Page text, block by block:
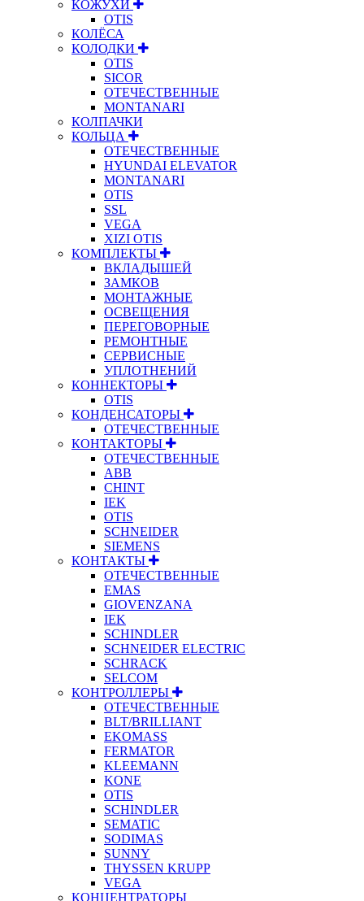
КОЖУХИ
OTIS
КОЛЁСА
КОЛОДКИ
OTIS
SICOR
ОТЕЧЕСТВЕННЫЕ
MONTANARI
КОЛПАЧКИ
КОЛЬЦА
ОТЕЧЕСТВЕННЫЕ
HYUNDAI ELEVATOR
MONTANARI
OTIS
SSL
VEGA
XIZI OTIS
КОМПЛЕКТЫ
ВКЛАДЫШЕЙ
ЗАМКОВ
МОНТАЖНЫЕ
ОСВЕЩЕНИЯ
ПЕРЕГОВОРНЫЕ
РЕМОНТНЫЕ
СЕРВИСНЫЕ
УПЛОТНЕНИЙ
КОННЕКТОРЫ
OTIS
КОНДЕНСАТОРЫ
ОТЕЧЕСТВЕННЫЕ
КОНТАКТОРЫ
ОТЕЧЕСТВЕННЫЕ
ABB
CHINT
IEK
OTIS
SCHNEIDER
SIEMENS
КОНТАКТЫ
ОТЕЧЕСТВЕННЫЕ
EMAS
GIOVENZANA
IEK
SCHINDLER
SCHNEIDER ELECTRIC
SCHRACK
SELCOM
КОНТРОЛЛЕРЫ
ОТЕЧЕСТВЕННЫЕ
BLT/BRILLIANT
EKOMASS
FERMATOR
KLEEMANN
KONE
OTIS
SCHINDLER
SEMATIC
SODIMAS
SUNNY
THYSSEN KRUPP
VEGA
КОНЦЕНТРАТОРЫ